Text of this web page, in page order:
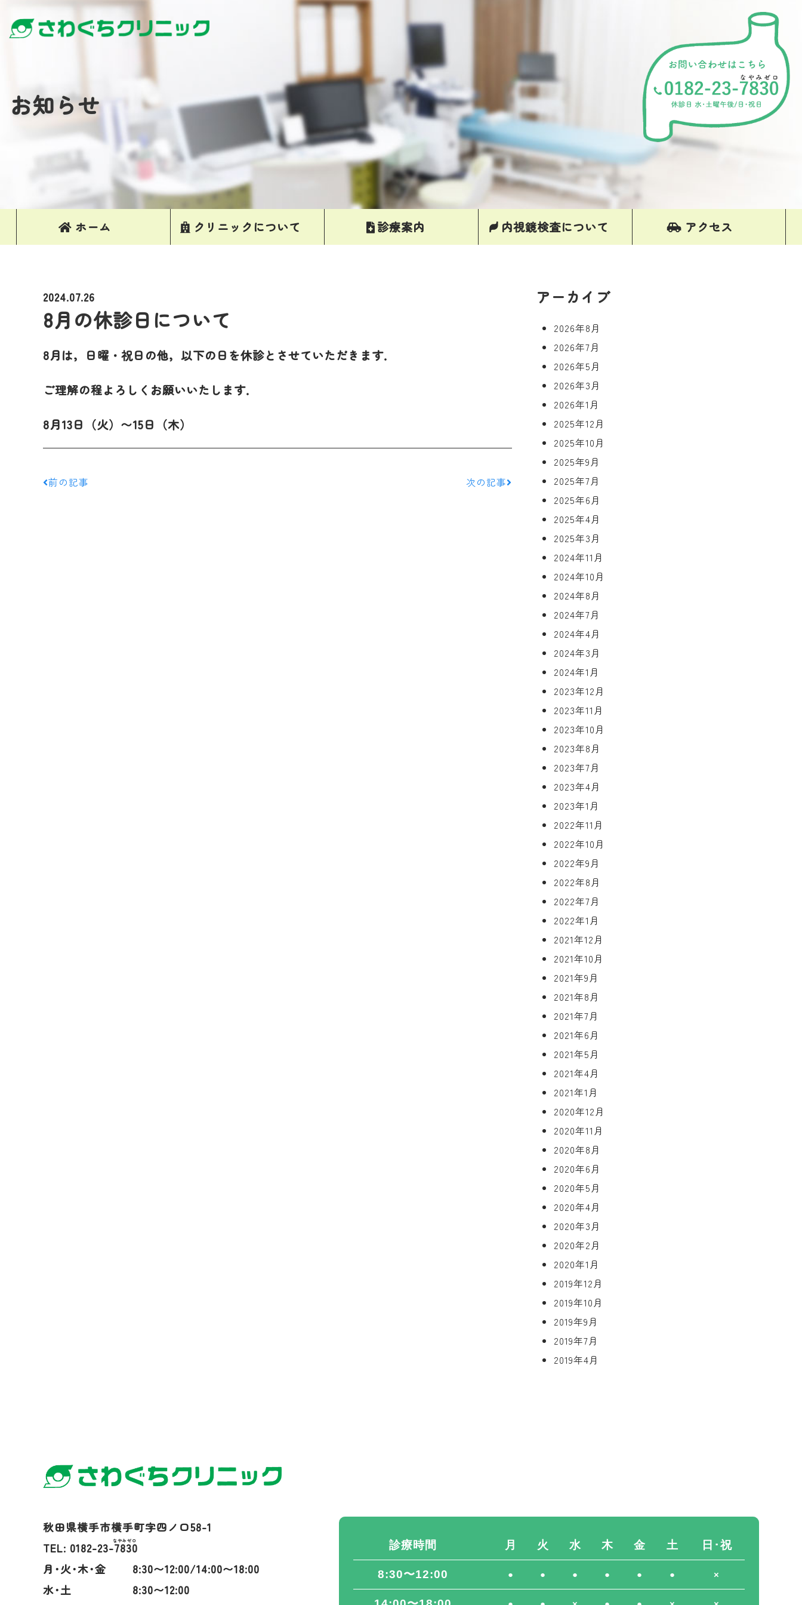
お知らせ
ホーム クリニックについて 診療案内 内視鏡検査について アクセス
2024.07.26
8月の休診日について
8月は，日曜・祝日の他，以下の日を休診とさせていただきます．
ご理解の程よろしくお願いいたします．
8月13日（火）〜15日（木）
前の記事 次の記事
アーカイブ
2026年8月
2026年7月
2026年5月
2026年3月
2026年1月
2025年12月
2025年10月
2025年9月
2025年7月
2025年6月
2025年4月
2025年3月
2024年11月
2024年10月
2024年8月
2024年7月
2024年4月
2024年3月
2024年1月
2023年12月
2023年11月
2023年10月
2023年8月
2023年7月
2023年4月
2023年1月
2022年11月
2022年10月
2022年9月
2022年8月
2022年7月
2022年1月
2021年12月
2021年10月
2021年9月
2021年8月
2021年7月
2021年6月
2021年5月
2021年4月
2021年1月
2020年12月
2020年11月
2020年8月
2020年6月
2020年5月
2020年4月
2020年3月
2020年2月
2020年1月
2019年12月
2019年10月
2019年9月
2019年7月
2019年4月
秋田県横手市横手町字四ノ口58-1
TEL: 0182-23-7830
月･火･木･金
8:30〜12:00/14:00〜18:00
水･土
8:30〜12:00
診療時間 月 火 水 木 金 土 日･祝
8:30〜12:00 ● ● ● ● ● ● ×